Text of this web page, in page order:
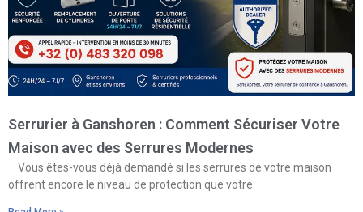
Serrurier à Ganshoren : Comment Sécuriser Votre
Maison avec des Serrures Modernes
Vous êtes-vous déjà demandé si les serrures de votre maison
offrent encore le niveau de protection que votre